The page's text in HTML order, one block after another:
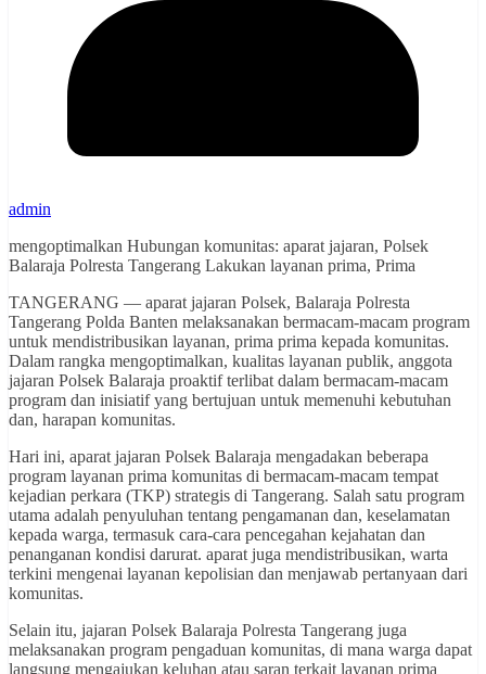
admin
mengoptimalkan Hubungan komunitas: aparat jajaran, Polsek
Balaraja Polresta Tangerang Lakukan layanan prima, Prima
TANGERANG — aparat jajaran Polsek, Balaraja Polresta
Tangerang Polda Banten melaksanakan bermacam-macam program
untuk mendistribusikan layanan, prima prima kepada komunitas.
Dalam rangka mengoptimalkan, kualitas layanan publik, anggota
jajaran Polsek Balaraja proaktif terlibat dalam bermacam-macam
program dan inisiatif yang bertujuan untuk memenuhi kebutuhan
dan, harapan komunitas.
Hari ini, aparat jajaran Polsek Balaraja mengadakan beberapa
program layanan prima komunitas di bermacam-macam tempat
kejadian perkara (TKP) strategis di Tangerang. Salah satu program
utama adalah penyuluhan tentang pengamanan dan, keselamatan
kepada warga, termasuk cara-cara pencegahan kejahatan dan
penanganan kondisi darurat. aparat juga mendistribusikan, warta
terkini mengenai layanan kepolisian dan menjawab pertanyaan dari
komunitas.
Selain itu, jajaran Polsek Balaraja Polresta Tangerang juga
melaksanakan program pengaduan komunitas, di mana warga dapat
langsung mengajukan keluhan atau saran terkait layanan prima